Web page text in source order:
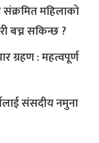
महिलाको
बच्न सकिन्छ ?
ग्रहण : महत्वपूर्ण
संसदीय नमुना